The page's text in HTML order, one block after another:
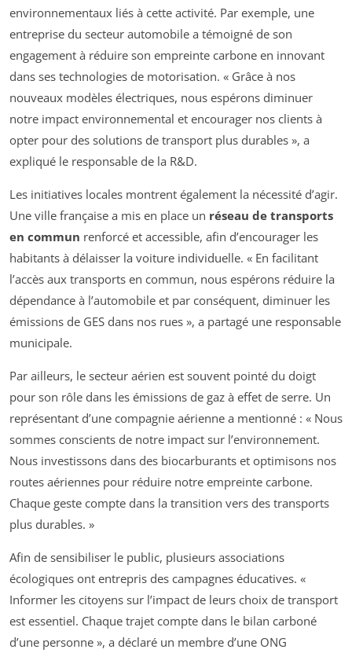
environnementaux liés à cette activité. Par exemple, une
entreprise du secteur automobile a témoigné de son
engagement à réduire son empreinte carbone en innovant
dans ses technologies de motorisation. « Grâce à nos
nouveaux modèles électriques, nous espérons diminuer
notre impact environnemental et encourager nos clients à
opter pour des solutions de transport plus durables », a
expliqué le responsable de la R&D.
Les initiatives locales montrent également la nécessité d’agir.
Une ville française a mis en place un réseau de transports
en commun renforcé et accessible, afin d’encourager les
habitants à délaisser la voiture individuelle. « En facilitant
l’accès aux transports en commun, nous espérons réduire la
dépendance à l’automobile et par conséquent, diminuer les
émissions de GES dans nos rues », a partagé une responsable
municipale.
Par ailleurs, le secteur aérien est souvent pointé du doigt
pour son rôle dans les émissions de gaz à effet de serre. Un
représentant d’une compagnie aérienne a mentionné : « Nous
sommes conscients de notre impact sur l’environnement.
Nous investissons dans des biocarburants et optimisons nos
routes aériennes pour réduire notre empreinte carbone.
Chaque geste compte dans la transition vers des transports
plus durables. »
Afin de sensibiliser le public, plusieurs associations
écologiques ont entrepris des campagnes éducatives. «
Informer les citoyens sur l’impact de leurs choix de transport
est essentiel. Chaque trajet compte dans le bilan carboné
d’une personne », a déclaré un membre d’une ONG